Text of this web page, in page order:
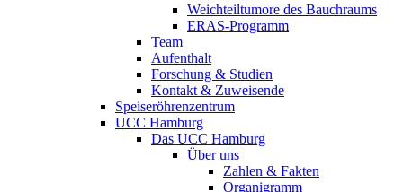
Weichteiltumore des Bauchraums
ERAS-Programm
Team
Aufenthalt
Forschung & Studien
Kontakt & Zuweisende
Speiseröhrenzentrum
UCC Hamburg
Das UCC Hamburg
Über uns
Zahlen & Fakten
Organigramm